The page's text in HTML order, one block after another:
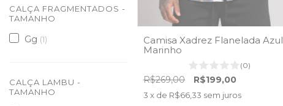
CALÇA FRAGMENTADOS -
TAMANHO
Gg (1)
CALÇA LAMBU -
TAMANHO
Camisa Xadrez Flanelada Azul
Marinho
(0)
R$269,00 R$199,00
3 x de R$66,33 sem juros